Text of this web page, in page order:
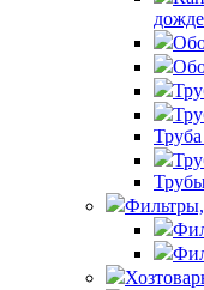
Фильтры,